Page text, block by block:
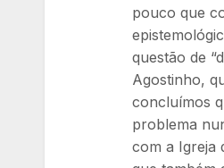
pouco que
questão de
Agostinho,
concluímos
problema
com a Igreja